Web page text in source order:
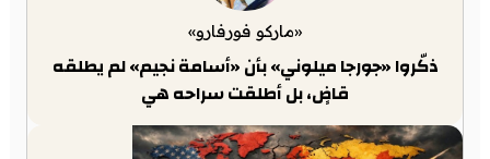
«ماركو فورفارو»
ذكّروا «جورجا ميلوني» بأن «أسامة نجيم» لم يطلقه
قاضٍ، بل أطلقت سراحه هي